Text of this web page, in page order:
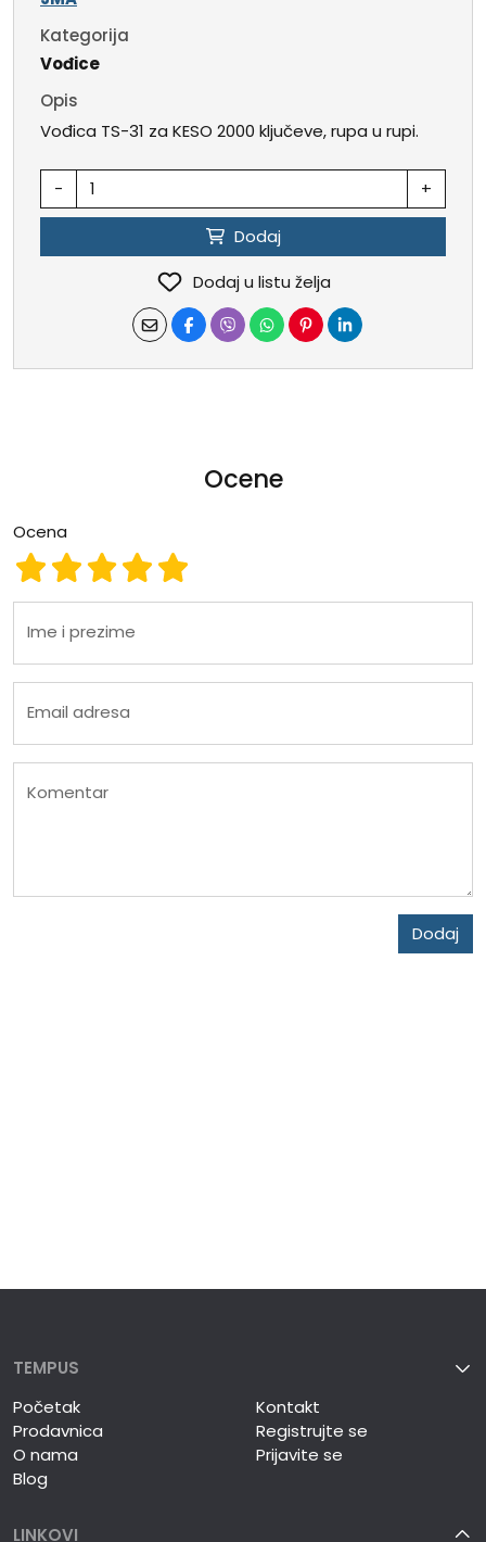
Kategorija
Vođice
Opis
Vođica TS-31 za KESO 2000 ključeve, rupa u rupi.
- +
Dodaj
Dodaj u listu želja
Ocene
Ocena
Ocena 5
Ocena 4
Ocena 3
Ocena 2
Ocena 1
Ime i prezime
Email adresa
Komentar
Dodaj
TEMPUS
Početak
Prodavnica
O nama
Blog
Kontakt
Registrujte se
Prijavite se
LINKOVI